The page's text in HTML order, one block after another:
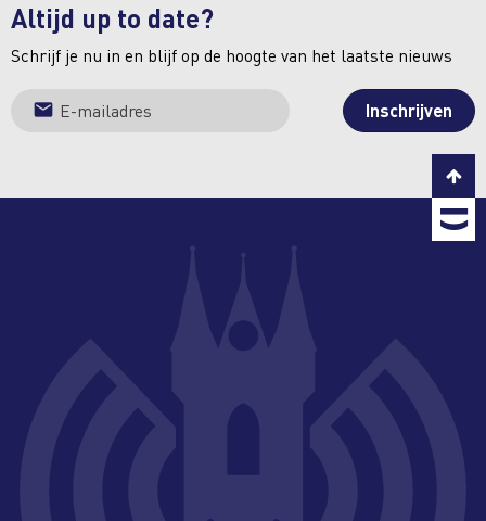
Altijd up to date?
Schrijf je nu in en blijf op de hoogte van het laatste nieuws